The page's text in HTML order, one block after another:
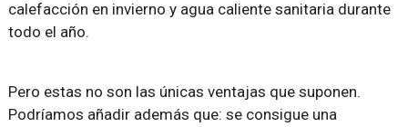
calefacción en invierno y agua caliente sanitaria durante
todo el año.
Pero estas no son las únicas ventajas que suponen.
Podríamos añadir además que: se consigue una